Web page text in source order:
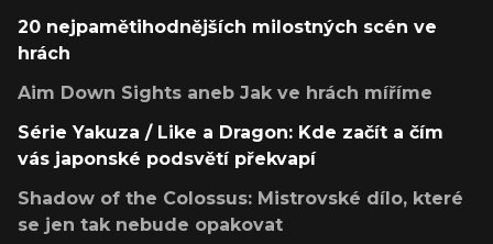
20 nejpamětihodnějších milostných scén ve
hrách
Aim Down Sights aneb Jak ve hrách míříme
Série Yakuza / Like a Dragon: Kde začít a čím
vás japonské podsvětí překvapí
Shadow of the Colossus: Mistrovské dílo, které
se jen tak nebude opakovat